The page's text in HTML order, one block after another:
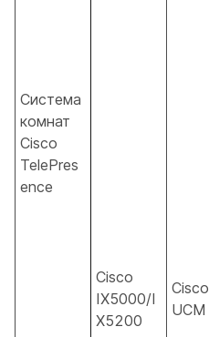
Система
комнат
Cisco
TelePres
ence
Cisco
IX5000/I
X5200
Cisco
UCM